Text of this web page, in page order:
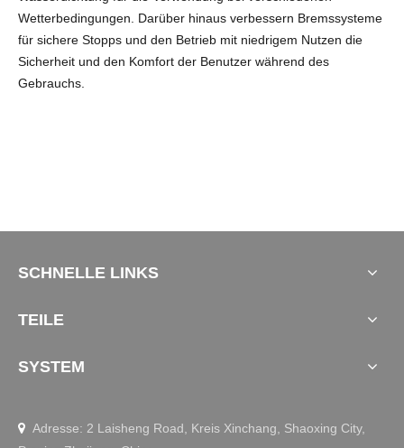
Wetterbedingungen. Darüber hinaus verbessern Bremssysteme
für sichere Stopps und den Betrieb mit niedrigem Nutzen die
Sicherheit und den Komfort der Benutzer während des
Gebrauchs.
SCHNELLE LINKS
TEILE
SYSTEM
 Adresse: 2 Laisheng Road, Kreis Xinchang, Shaoxing City,